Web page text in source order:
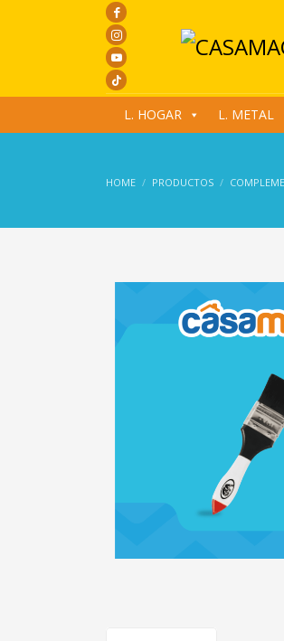
L. HOGAR L. METAL
HOME PRODUCTOS